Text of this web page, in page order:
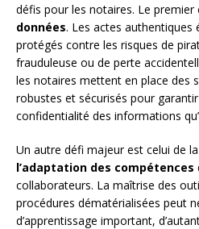
défis pour les notaires. Le premier
données. Les actes authentiques
protégés contre les risques de
frauduleuse ou de perte
les notaires mettent en place des
robustes et sécurisés pour garantir
confidentialité des informations
Un autre défi majeur est celui de la
l’adaptation des compétences
collaborateurs. La maîtrise des
procédures dématérialisées peut
d’apprentissage important,